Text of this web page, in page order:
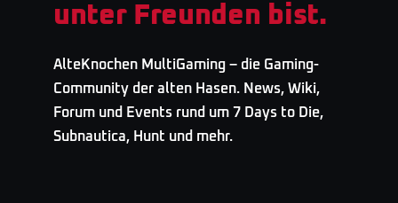
unter Freunden bist.
AlteKnochen MultiGaming – die Gaming-
Community der alten Hasen. News, Wiki,
Forum und Events rund um 7 Days to Die,
Subnautica, Hunt und mehr.